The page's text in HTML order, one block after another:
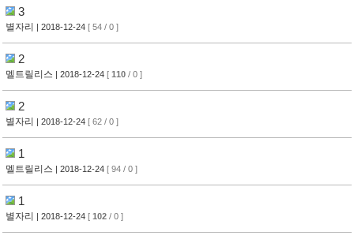
3
별자리 | 2018-12-24 [ 54 / 0 ]
2
멜트릴리스 | 2018-12-24 [ 110 / 0 ]
2
별자리 | 2018-12-24 [ 62 / 0 ]
1
멜트릴리스 | 2018-12-24 [ 94 / 0 ]
1
별자리 | 2018-12-24 [ 102 / 0 ]